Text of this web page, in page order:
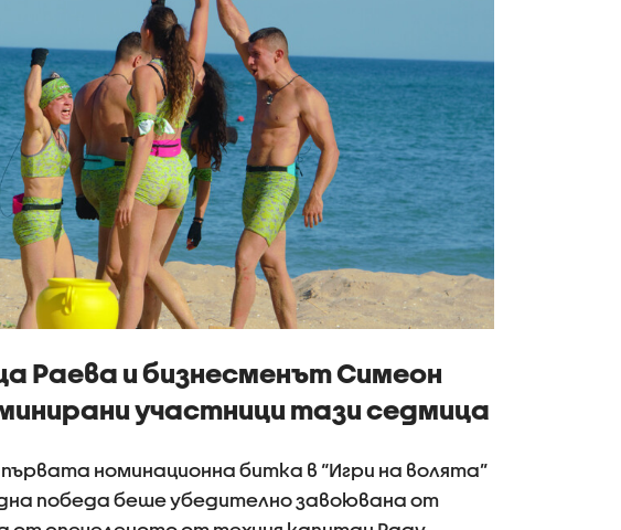
Раева и бизнесменът Симеон
участници тази седмица
номинационна битка в “Игри на волята”
победа беше убедително завоювана от